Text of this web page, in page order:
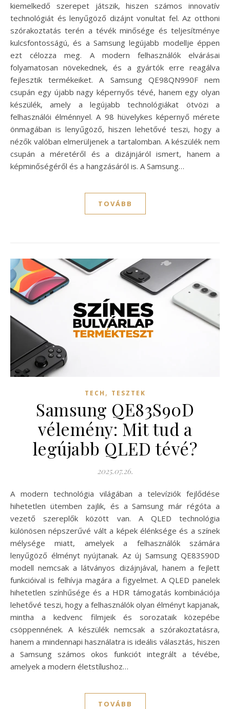
kiemelkedő szerepet játszik, hiszen számos innovatív
technológiát és lenyűgöző dizájnt vonultat fel. Az otthoni
szórakoztatás terén a tévék minősége és teljesítménye
kulcsfontosságú, és a Samsung legújabb modellje éppen
ezt célozza meg. A modern felhasználók elvárásai
folyamatosan növekednek, és a gyártók erre reagálva
fejlesztik termékeiket. A Samsung QE98QN990F nem
csupán egy újabb nagy képernyős tévé, hanem egy olyan
készülék, amely a legújabb technológiákat ötvözi a
felhasználói élménnyel. A 98 hüvelykes képernyő mérete
önmagában is lenyűgöző, hiszen lehetővé teszi, hogy a
nézők valóban elmerüljenek a tartalomban. A készülék nem
csupán a méretéről és a dizájnjáról ismert, hanem a
képminőségéről és a hangzásáról is. A Samsung…
TOVÁBB
TECH , TESZTEK
Samsung QE83S90D
vélemény: Mit tud a
legújabb QLED tévé?
2025.07.26.
A modern technológia világában a televíziók fejlődése
hihetetlen ütemben zajlik, és a Samsung már régóta a
vezető szereplők között van. A QLED technológia
különösen népszerűvé vált a képek élénksége és a színek
mélysége miatt, amelyek a felhasználók számára
lenyűgöző élményt nyújtanak. Az új Samsung QE83S90D
modell nemcsak a látványos dizájnjával, hanem a fejlett
funkcióival is felhívja magára a figyelmet. A QLED panelek
hihetetlen színhűsége és a HDR támogatás kombinációja
lehetővé teszi, hogy a felhasználók olyan élményt kapjanak,
mintha a kedvenc filmjeik és sorozataik közepébe
csöppennének. A készülék nemcsak a szórakoztatásra,
hanem a mindennapi használatra is ideális választás, hiszen
a Samsung számos okos funkciót integrált a tévébe,
amelyek a modern életstílushoz…
TOVÁBB